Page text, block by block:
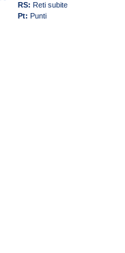
RS: Reti subite
Pt: Punti